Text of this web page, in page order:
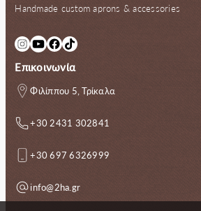
Handmade custom aprons & accessories
InstagramYouTube Facebook TikTok
Επικοινωνία
Φιλίππου 5, Τρίκαλα
+30 2431 302841
+30 697 6326999
info@2ha.gr